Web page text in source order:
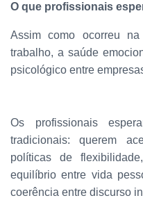
O que profissionais
Assim como ocorreu
trabalho, a saúde
psicológico entre
Os profissionais
tradicionais: querem
políticas de
equilíbrio entre vida
coerência entre discurso